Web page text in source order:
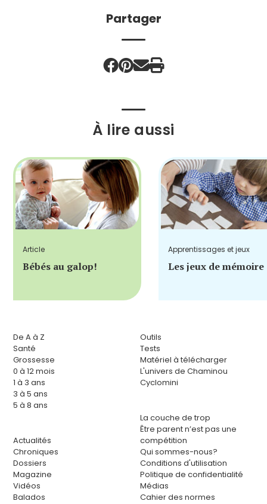
Partager
À lire aussi
Article
Bébés au galop!
Apprentissages et jeux
Les jeux de mémoire
De A à Z
Santé
Grossesse
0 à 12 mois
1 à 3 ans
3 à 5 ans
5 à 8 ans
Actualités
Chroniques
Dossiers
Magazine
Vidéos
Balados
Outils
Tests
Matériel à télécharger
L'univers de Chaminou
Cyclomini
La couche de trop
Être parent n’est pas une
compétition
Qui sommes-nous?
Conditions d'utilisation
Politique de confidentialité
Médias
Cahier des normes